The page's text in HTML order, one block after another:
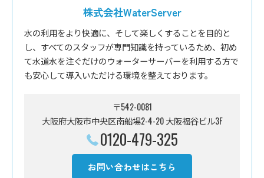
株式会社WaterServer
水の利用をより快適に、そして楽しくすることを目的と
し、すべてのスタッフが専門知識を持っているため、初め
て水道水を注ぐだけのウォーターサーバーを利用する方で
も安心して導入いただける環境を整えております。
〒542-0081
大阪府大阪市中央区南船場2-4-20 大阪福谷ビル3F
0120-479-325
お問い合わせはこちら